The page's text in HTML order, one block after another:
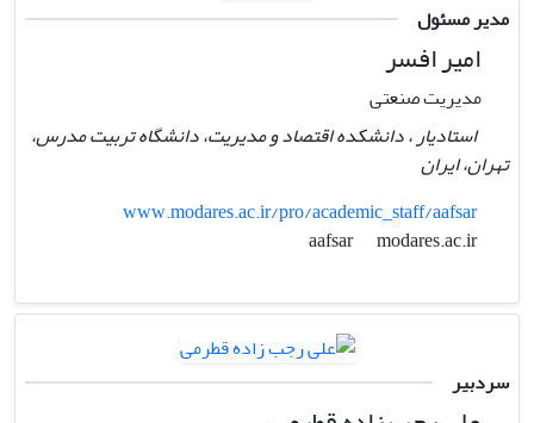
مدیر مسئول
امیر افسر
مدیریت صنعتی
استادیار ، دانشکده اقتصاد و مدیریت، دانشگاه تربیت مدرس،
تهران، ایران
www.modares.ac.ir/pro/academic_staff/aafsar
aafsar
modares.ac.ir
سردبیر